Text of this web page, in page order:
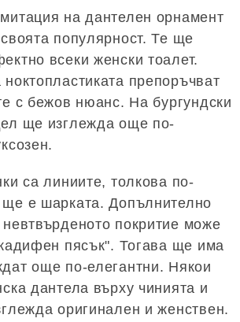
на дантелен орнамент
популярност. Те ще
всеки женски тоалет.
препоръчват
с бежов нюанс. На бургундски
ще изглежда още по-
са линиите, толкова по-
е шарката. Допълнително
покритие може
пясък". Тогава ще има
още по-елегантни. Някои
дантела върху чинията и
оригинален и женствен.